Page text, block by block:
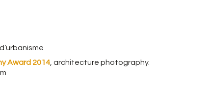
Award 2014, architecture photography.